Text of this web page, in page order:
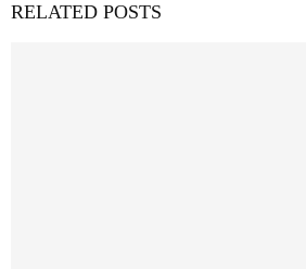
RELATED POSTS